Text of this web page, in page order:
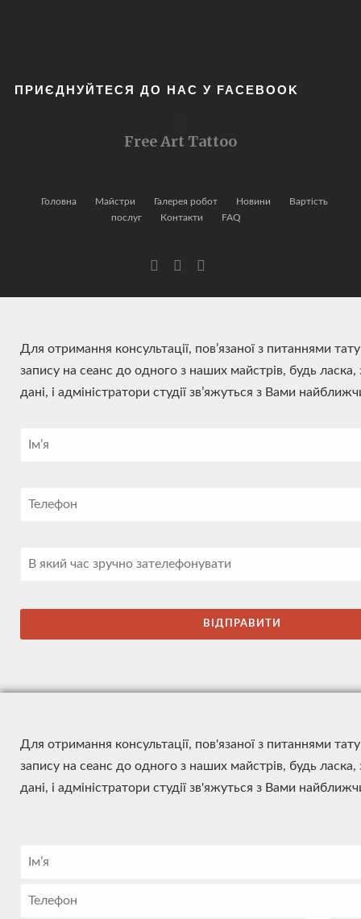
ПРИЄДНУЙТЕСЯ ДО НАС У FACEBOOK
Free Art Tattoo
Головна Майстри Галерея робот Новини
Вартість
послуг
Контакти FAQ
Для отримання консультації, пов’язаної з питаннями
запису на сеанс до одного з наших майстрів, будь ласка,
дані, і адміністратори студії зв’яжуться з Вами
Для отримання консультації, пов'язаної з питаннями
запису на сеанс до одного з наших майстрів, будь ласка,
дані, і адміністратори студії зв'яжуться з Вами